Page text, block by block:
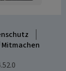
Mitmachen